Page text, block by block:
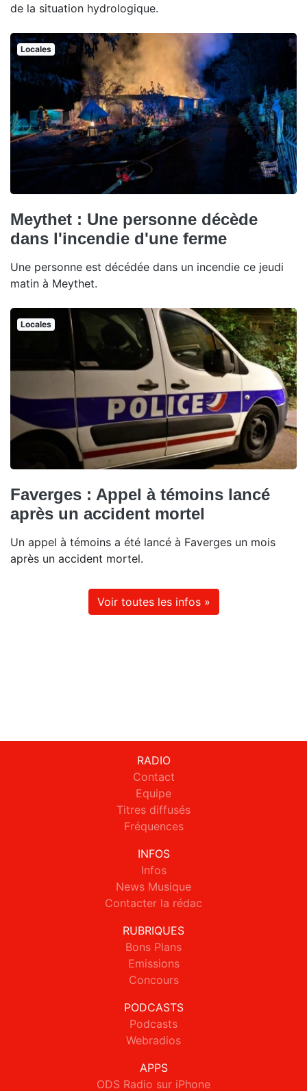
de la situation hydrologique.
Locales
Meythet : Une personne décède
dans l'incendie d'une ferme
Une personne est décédée dans un incendie ce jeudi
matin à Meythet.
Locales
Faverges : Appel à témoins lancé
après un accident mortel
Un appel à témoins a été lancé à Faverges un mois
après un accident mortel.
Voir toutes les infos »
RADIO
Contact
Equipe
Titres diffusés
Fréquences
INFOS
Infos
News Musique
Contacter la rédac
RUBRIQUES
Bons Plans
Emissions
Concours
PODCASTS
Podcasts
Webradios
APPS
ODS Radio sur iPhone